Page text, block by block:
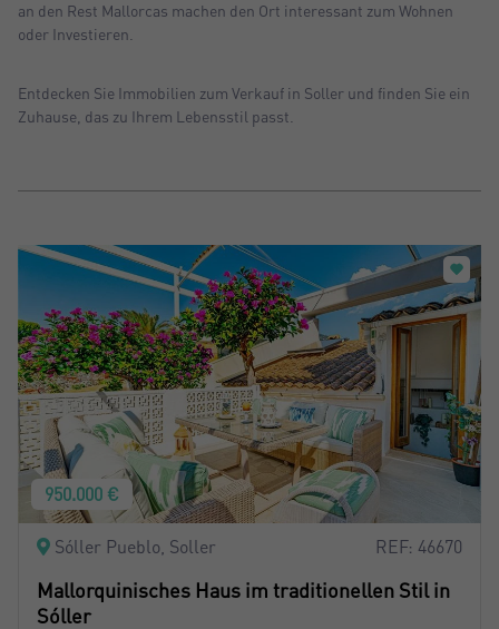
an den Rest Mallorcas machen den Ort interessant zum Wohnen
oder Investieren.
Entdecken Sie Immobilien zum Verkauf in Soller und finden Sie ein
Zuhause, das zu Ihrem Lebensstil passt.
950.000 €
Sóller Pueblo, Soller REF: 46670
Mallorquinisches Haus im traditionellen Stil in
Sóller